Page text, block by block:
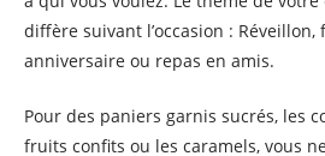
diffère suivant l’occasion : Réveillon,
anniversaire ou repas en amis.
Pour des paniers garnis sucrés, les
fruits confits ou les caramels, vous